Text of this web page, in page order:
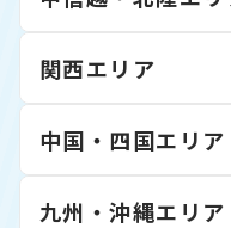
関西エリア
中国・四国エリア
九州・沖縄エリア